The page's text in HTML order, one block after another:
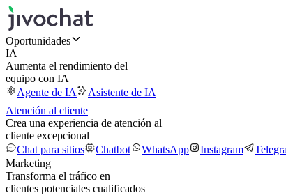
Oportunidades
IA
Aumenta el rendimiento del
equipo con IA
Agente de IA
Asistente de IA
Atención al cliente
Crea una experiencia de atención al
cliente excepcional
Chat para sitios
Chatbot WhatsApp Instagram
Marketing
Transforma el tráfico en
clientes potenciales cualificados